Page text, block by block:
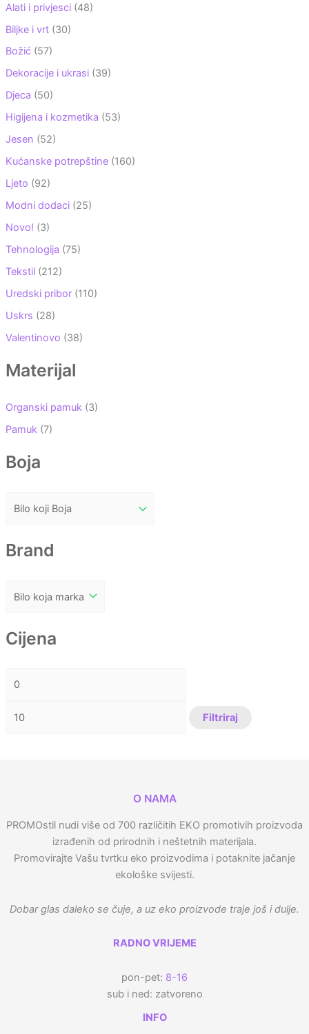
Alati i privjesci (48)
Biljke i vrt (30)
Božić (57)
Dekoracije i ukrasi (39)
Djeca (50)
Higijena i kozmetika (53)
Jesen (52)
Kućanske potrepštine (160)
Ljeto (92)
Modni dodaci (25)
Novo! (3)
Tehnologija (75)
Tekstil (212)
Uredski pribor (110)
Uskrs (28)
Valentinovo (38)
Materijal
Organski pamuk (3)
Pamuk (7)
Boja
Brand
Cijena
Filtriraj
O NAMA
PROMOstil nudi više od 700 različitih EKO promotivih proizvoda
izrađenih od prirodnih i neštetnih materijala.
Promovirajte Vašu tvrtku eko proizvodima i potaknite jačanje
ekološke svijesti.
Dobar glas daleko se čuje, a uz eko proizvode traje još i dulje.
RADNO VRIJEME
pon-pet: 8-16
sub i ned: zatvoreno
INFO